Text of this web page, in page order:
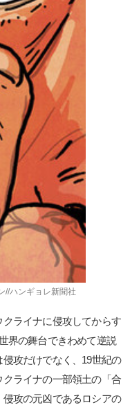
//ハンギョレ新聞社
ライナに侵攻してからす
界の舞台できわめて逆説
攻だけでなく、19世紀の
ライナの一部領土の「合
攻の元凶であるロシアの